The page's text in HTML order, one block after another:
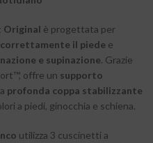
Original è progettata per
il piede e
e supinazione. Grazie
offre un supporto
profonda coppa stabilizzante
a piedi, ginocchia e schiena.
utilizza 3 cuscinetti a